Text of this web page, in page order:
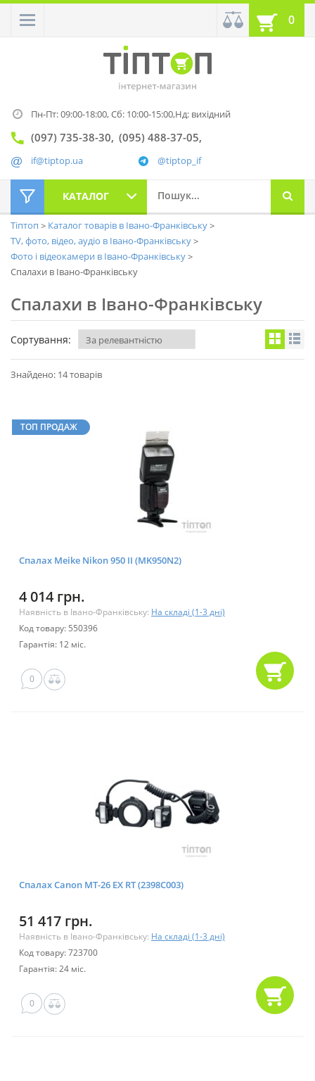
0
Пн-Пт: 09:00-18:00,Сб: 10:00-15:00,Нд: вихідний
(097) 735-38-30 (095) 488-37-05
@tiptop_if
if@tiptop.ua
КАТАЛОГ
Тіптоп
Каталог товарів в Івано-Франківську
TV, фото, відео, аудіо в Івано-Франківську
Фото і відеокамери в Івано-Франківську
Спалахи в Івано-Франківську
Спалахи в Івано-Франківську
Сортування:
Знайдено: 14 товарів
ТОП ПРОДАЖ
Спалах Meike Nikon 950 II (MK950N2)
4 014 грн.
Наявність в Івано-Франківську: На складі (1-3 дні)
Код товару: 550396
Гарантія: 12 міс.
0
Спалах Canon MT-26 EX RT (2398C003)
51 417 грн.
Наявність в Івано-Франківську: На складі (1-3 дні)
Код товару: 723700
Гарантія: 24 міс.
0